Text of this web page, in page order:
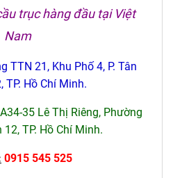
trục hàng đầu tại Việt
Nam
TTN 21, Khu Phố 4, P. Tân
TP. Hồ Chí Minh.
35 Lê Thị Riêng, Phường
12, TP. Hồ Chí Minh.
0915 545 525